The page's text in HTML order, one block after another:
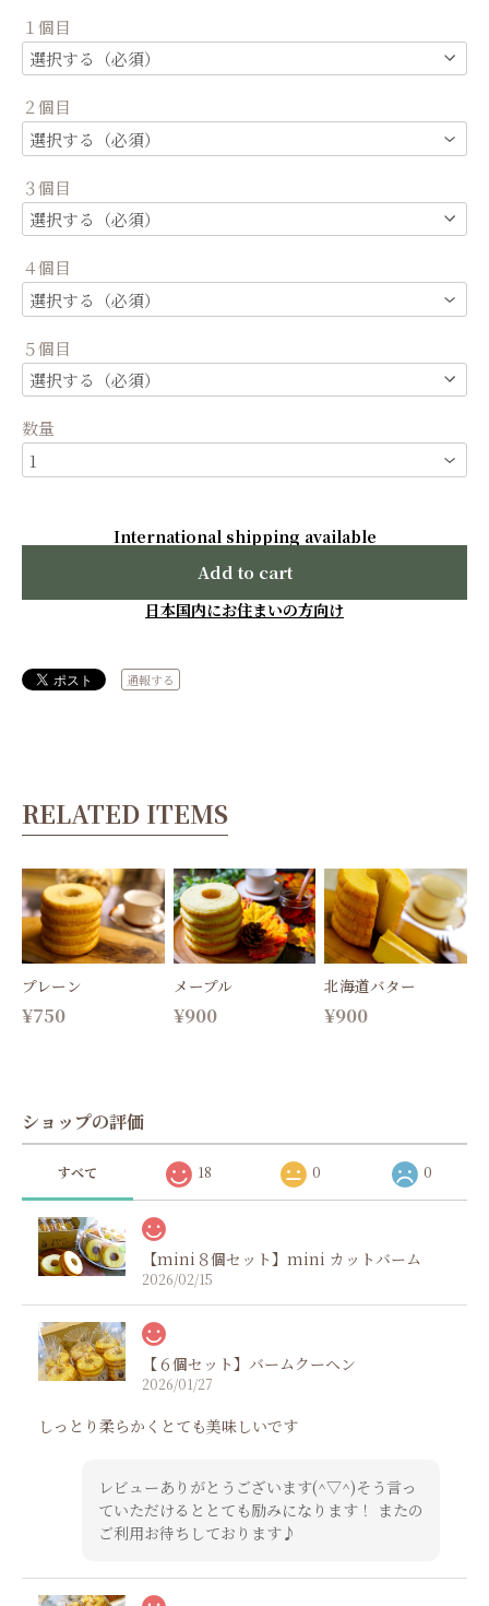
１個目
２個目
３個目
４個目
５個目
数量
International shipping available
Add to cart
日本国内にお住まいの方向け
通報する
RELATED ITEMS
プレーン
¥750
メープル
¥900
北海道バター
¥900
ショップの評価
すべて 18 0 0
【mini８個セット】mini カットバーム
2026/02/15
【６個セット】バームクーヘン
2026/01/27
しっとり柔らかくとても美味しいです
レビューありがとうございます(^▽^)そう言っ
ていただけるととても励みになります！ またの
ご利用お待ちしております♪